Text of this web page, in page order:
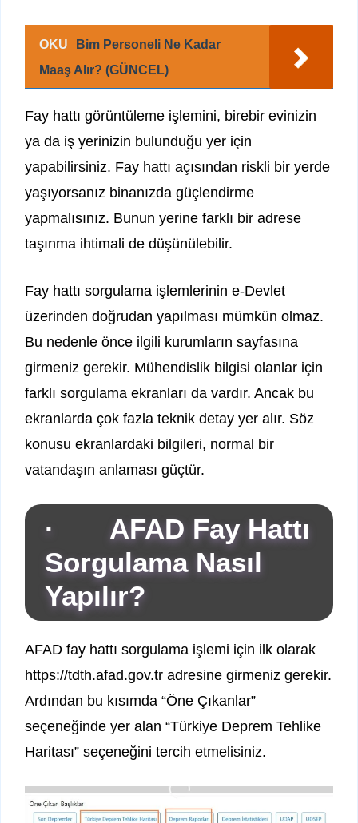
OKU
Bim Personeli Ne Kadar
Maaş Alır? (GÜNCEL)
Fay hattı görüntüleme işlemini, birebir evinizin
ya da iş yerinizin bulunduğu yer için
yapabilirsiniz. Fay hattı açısından riskli bir yerde
yaşıyorsanız binanızda güçlendirme
yapmalısınız. Bunun yerine farklı bir adrese
taşınma ihtimali de düşünülebilir.
Fay hattı sorgulama işlemlerinin e-Devlet
üzerinden doğrudan yapılması mümkün olmaz.
Bu nedenle önce ilgili kurumların sayfasına
girmeniz gerekir. Mühendislik bilgisi olanlar için
farklı sorgulama ekranları da vardır. Ancak bu
ekranlarda çok fazla teknik detay yer alır. Söz
konusu ekranlardaki bilgileri, normal bir
vatandaşın anlaması güçtür.
· AFAD Fay Hattı
Sorgulama Nasıl
Yapılır?
AFAD fay hattı sorgulama işlemi için ilk olarak
https://tdth.afad.gov.tr adresine girmeniz gerekir.
Ardından bu kısımda “Öne Çıkanlar”
seçeneğinde yer alan “Türkiye Deprem Tehlike
Haritası” seçeneğini tercih etmelisiniz.